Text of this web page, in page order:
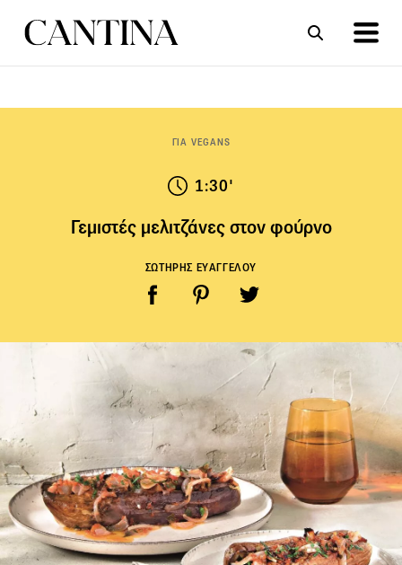
ΓΙΑ VEGANS
1:30'
Γεμιστές μελιτζάνες στον φούρνο
ΣΩΤΗΡΗΣ ΕΥΑΓΓΕΛΟΥ